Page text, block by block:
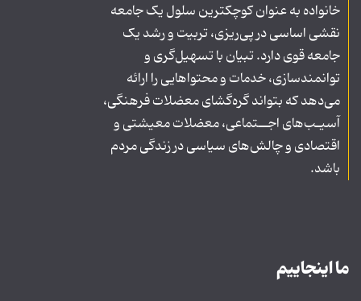
خانواده به عنوان کوچکترین سلول یک جامعه
نقشی اساسی در پی‌ریزی، تربیت و رشد یک
جامعه قوی دارد. تبیان با تسهیل‌گری و
توانمندسازی، خدمات و محتواهایی را ارائه
می‌دهد که بتواند گره‌گشای معضلات فرهنگی،
آسیـب‌های اجــتماعی، معضلات معیشتی و
اقتصادی و چالش‌های سیاسی در زندگی مردم
باشد.
ما اینجاییم